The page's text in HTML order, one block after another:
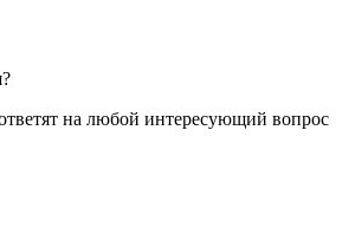
на любой интересующий вопрос